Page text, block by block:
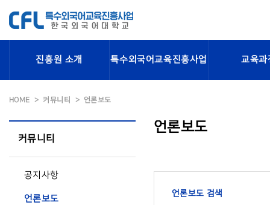
진흥원 소개 특수외국어교육진흥사업 교육과
HOME 커뮤니티 언론보도
커뮤니티
공지사항
언론보도
언론보도
언론보도 검색